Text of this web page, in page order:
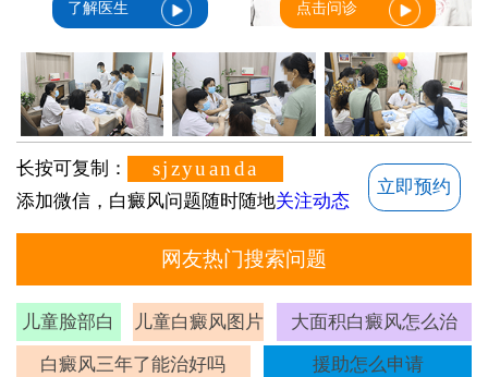
了解医生 点击问诊
长按可复制： sjzyuanda
添加微信，白癜风问题随时随地关注动态
立即预约
网友热门搜索问题
儿童脸部白
斑
儿童白癜风图片 大面积白癜风怎么治
白癜风三年了能治好吗 援助怎么申请